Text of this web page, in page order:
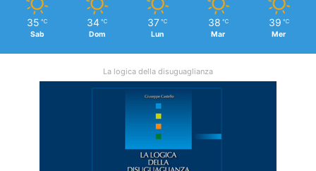
35 ℃
Sab
34 ℃
Dom
37 ℃
Lun
38 ℃
Mar
39 ℃
Mer
La logica della disuguaglianza